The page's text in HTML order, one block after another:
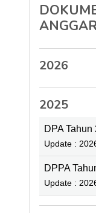
2026
2025
DPA Tahun
Update :
DPPA
Update :